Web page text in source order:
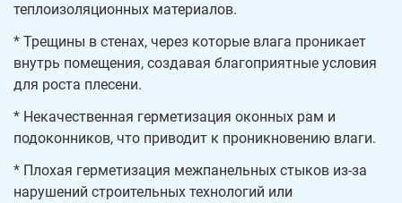
теплоизоляционных материалов.
* Трещины в стенах, через которые влага проникает
внутрь помещения, создавая благоприятные условия
для роста плесени.
* Некачественная герметизация оконных рам и
подоконников, что приводит к проникновению влаги.
* Плохая герметизация межпанельных стыков из-за
нарушений строительных технологий или